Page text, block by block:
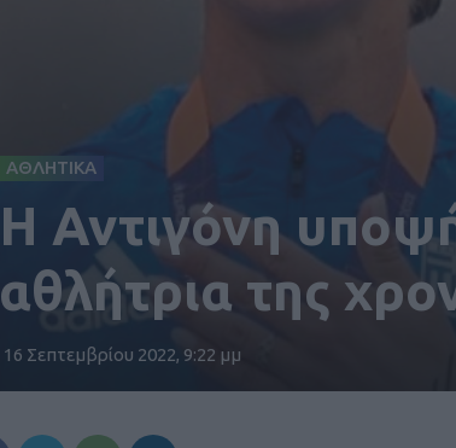
ΑΘΛΗΤΙΚΑ
Η Αντιγόνη
αθλήτρια της
16 Σεπτεμβρίου 2022, 9:22 μμ